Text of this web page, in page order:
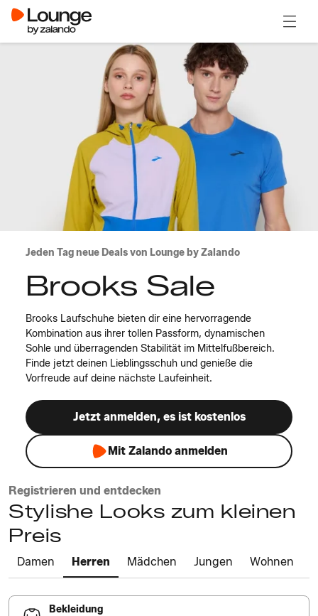
Jeden Tag neue Deals von Lounge by Zalando
Brooks Sale
Brooks Laufschuhe bieten dir eine hervorragende
Kombination aus ihrer tollen Passform, dynamischen
Sohle und überragenden Stabilität im Mittelfußbereich.
Finde jetzt deinen Lieblingsschuh und genieße die
Vorfreude auf deine nächste Laufeinheit.
Jetzt anmelden, es ist kostenlos
Mit Zalando anmelden
Registrieren und entdecken
Stylishe Looks zum kleinen
Preis
Damen Herren Mädchen Jungen Wohnen
Bekleidung